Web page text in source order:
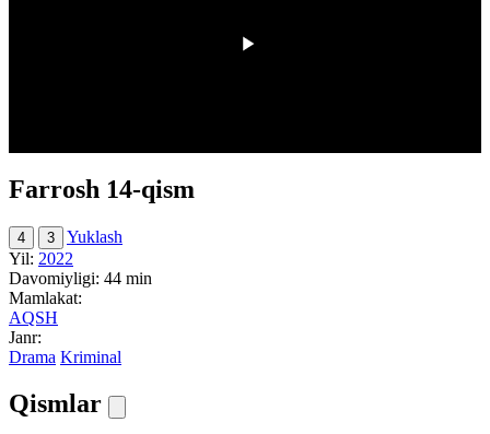
Farrosh 14-qism
4 3
Yuklash
Yil: 2022
Davomiyligi: 44 min
Mamlakat:
AQSH
Janr:
Drama Kriminal
Qismlar